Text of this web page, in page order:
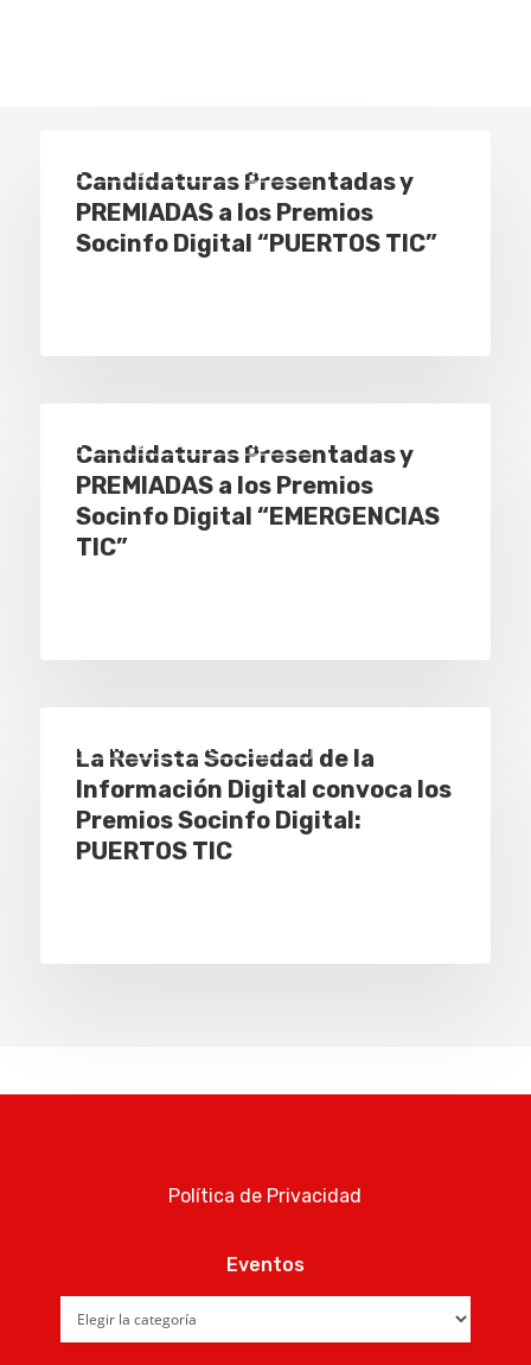
Premios Socinfo Digital
Candidaturas Presentadas y
PREMIADAS a los Premios
Socinfo Digital “PUERTOS TIC”
Premios Socinfo Digital
Candidaturas Presentadas y
PREMIADAS a los Premios
Socinfo Digital “EMERGENCIAS
TIC”
Premios Socinfo Digital
La Revista Sociedad de la
Información Digital convoca los
Premios Socinfo Digital:
PUERTOS TIC
Política de Privacidad
Eventos